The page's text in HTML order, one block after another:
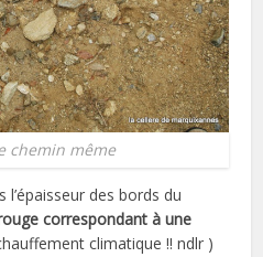
chemin même
des bords du
correspondant à une
climatique !! ndlr )